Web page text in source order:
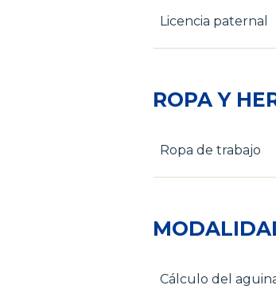
Licencia paternal
ROPA Y
Ropa de trabajo
Cálculo del